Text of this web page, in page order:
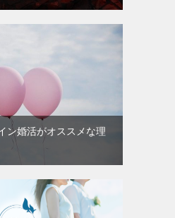
ン婚活がオススメな理